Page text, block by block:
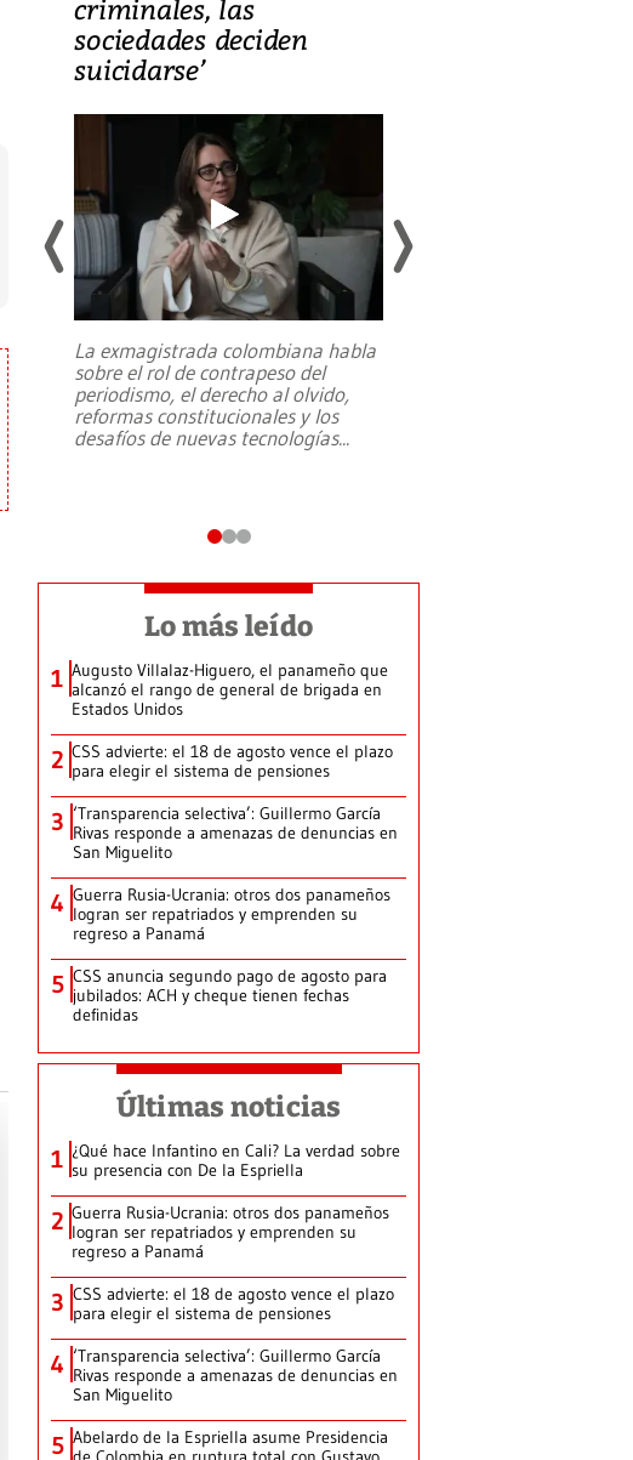
criminales, las
sociedades deciden
suicidarse’
La exmagistrada colombiana habla
sobre el rol de contrapeso del
periodismo, el derecho al olvido,
reformas constitucionales y los
desafíos de nuevas tecnologías...
Lo más leído
1 Augusto Villalaz-Higuero, el panameño que
alcanzó el rango de general de brigada en
Estados Unidos
2 CSS advierte: el 18 de agosto vence el plazo
para elegir el sistema de pensiones
3 ‘Transparencia selectiva’: Guillermo García
Rivas responde a amenazas de denuncias en
San Miguelito
4 Guerra Rusia-Ucrania: otros dos panameños
logran ser repatriados y emprenden su
regreso a Panamá
5 CSS anuncia segundo pago de agosto para
jubilados: ACH y cheque tienen fechas
definidas
Últimas noticias
1 ¿Qué hace Infantino en Cali? La verdad sobre
su presencia con De la Espriella
2 Guerra Rusia-Ucrania: otros dos panameños
logran ser repatriados y emprenden su
regreso a Panamá
3 CSS advierte: el 18 de agosto vence el plazo
para elegir el sistema de pensiones
4 ‘Transparencia selectiva’: Guillermo García
Rivas responde a amenazas de denuncias en
San Miguelito
5 Abelardo de la Espriella asume Presidencia